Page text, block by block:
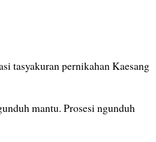
tasyakuran pernikahan Kaesang
mantu. Prosesi ngunduh